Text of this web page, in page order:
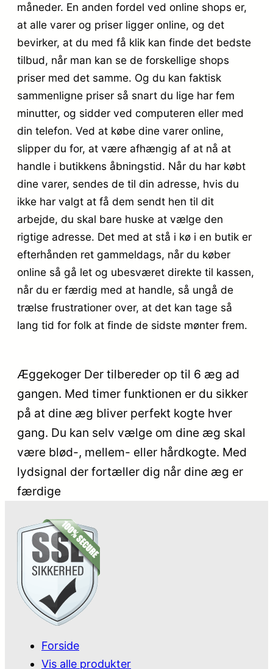
måneder. En anden fordel ved online shops er,
at alle varer og priser ligger online, og det
bevirker, at du med få klik kan finde det bedste
tilbud, når man kan se de forskellige shops
priser med det samme. Og du kan faktisk
sammenligne priser så snart du lige har fem
minutter, og sidder ved computeren eller med
din telefon. Ved at købe dine varer online,
slipper du for, at være afhængig af at nå at
handle i butikkens åbningstid. Når du har købt
dine varer, sendes de til din adresse, hvis du
ikke har valgt at få dem sendt hen til dit
arbejde, du skal bare huske at vælge den
rigtige adresse. Det med at stå i kø i en butik er
efterhånden ret gammeldags, når du køber
online så gå let og ubesværet direkte til kassen,
når du er færdig med at handle, så ungå de
trælse frustrationer over, at det kan tage så
lang tid for folk at finde de sidste mønter frem.
Æggekoger Der tilbereder op til 6 æg ad
gangen. Med timer funktionen er du sikker
på at dine æg bliver perfekt kogte hver
gang. Du kan selv vælge om dine æg skal
være blød-, mellem- eller hårdkogte. Med
lydsignal der fortæller dig når dine æg er
færdige
Forside
Vis alle produkter